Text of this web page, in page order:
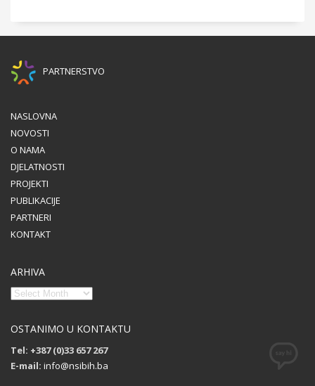
PARTNERSTVO
NASLOVNA
NOVOSTI
O NAMA
DJELATNOSTI
PROJEKTI
PUBLIKACIJE
PARTNERI
KONTAKT
ARHIVA
OSTANIMO U KONTAKTU
Tel: +387 (0)33 657 267
E-mail: info@nsibih.ba